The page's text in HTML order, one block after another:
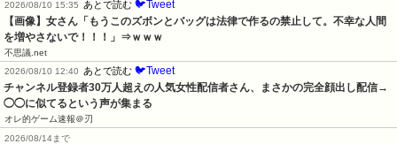
2026/08/10 15:35 あとで読む 🐦Tweet
【画像】女さん「もうこのズボンとバッグは法律で作るの禁止して。不幸な人間
を増やさないで！！！」⇒ｗｗｗ
不思議.net
2026/08/10 12:40
あとで読む 🐦Tweet
チャンネル登録者30万人超えの人気女性配信者さん、まさかの完全顔出し配信→
◯◯に似てるという声が集まる
オレ的ゲーム速報＠刃
2026/08/14まで